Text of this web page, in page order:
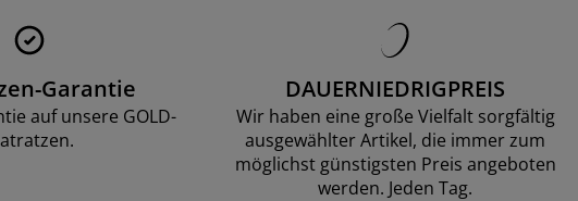
Garantie
auf unsere GOLD-
DAUERNIEDRIGPREIS
Wir haben eine große Vielfalt sorgfältig
ausgewählter Artikel, die immer zum
möglichst günstigsten Preis angeboten
werden. Jeden Tag.